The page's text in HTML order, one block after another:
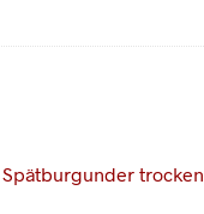
Spätburgunder trocken